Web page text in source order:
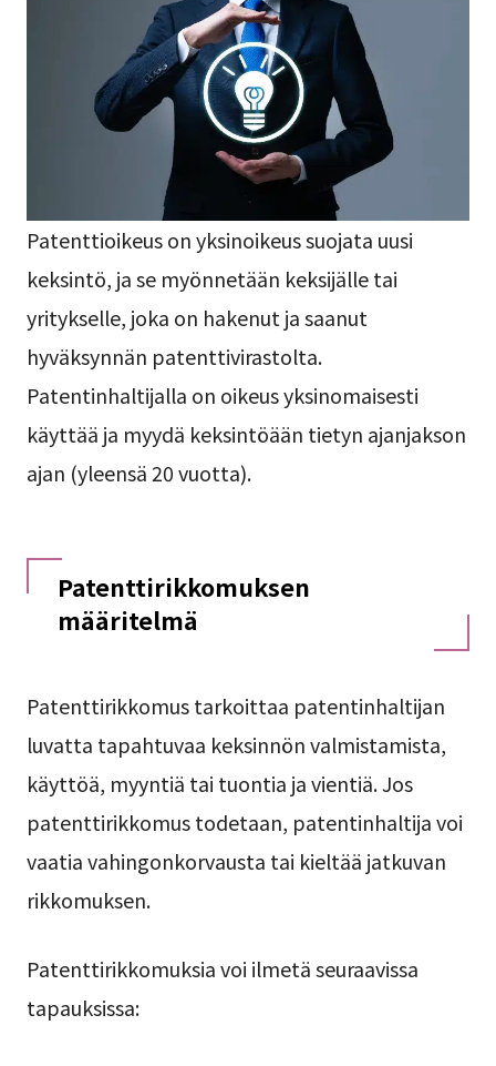
Patenttioikeus on yksinoikeus suojata uusi
keksintö, ja se myönnetään keksijälle tai
yritykselle, joka on hakenut ja saanut
hyväksynnän patenttivirastolta.
Patentinhaltijalla on oikeus yksinomaisesti
käyttää ja myydä keksintöään tietyn ajanjakson
ajan (yleensä 20 vuotta).
Patenttirikkomuksen
määritelmä
Patenttirikkomus tarkoittaa patentinhaltijan
luvatta tapahtuvaa keksinnön valmistamista,
käyttöä, myyntiä tai tuontia ja vientiä. Jos
patenttirikkomus todetaan, patentinhaltija voi
vaatia vahingonkorvausta tai kieltää jatkuvan
rikkomuksen.
Patenttirikkomuksia voi ilmetä seuraavissa
tapauksissa: